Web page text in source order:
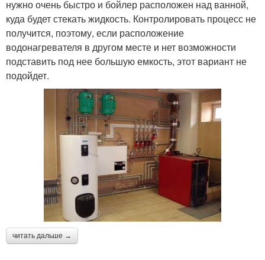
нужно очень быстро и бойлер расположен над ванной,
куда будет стекать жидкость. Контролировать процесс не
получится, поэтому, если расположение
водонагревателя в другом месте и нет возможности
подставить под нее большую емкость, этот вариант не
подойдет.
читать дальше →